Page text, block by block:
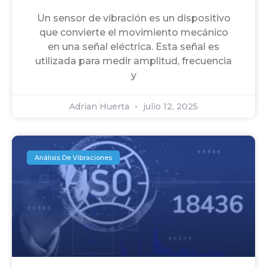
Un sensor de vibración es un dispositivo
que convierte el movimiento mecánico
en una señal eléctrica. Esta señal es
utilizada para medir amplitud, frecuencia
y
Adrian Huerta julio 12, 2025
Análisis De Vibraciones